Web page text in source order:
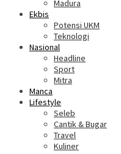
Madura
Ekbis
Potensi UKM
Teknologi
Nasional
Headline
Sport
Mitra
Manca
Lifestyle
Seleb
Cantik & Bugar
Travel
Kuliner